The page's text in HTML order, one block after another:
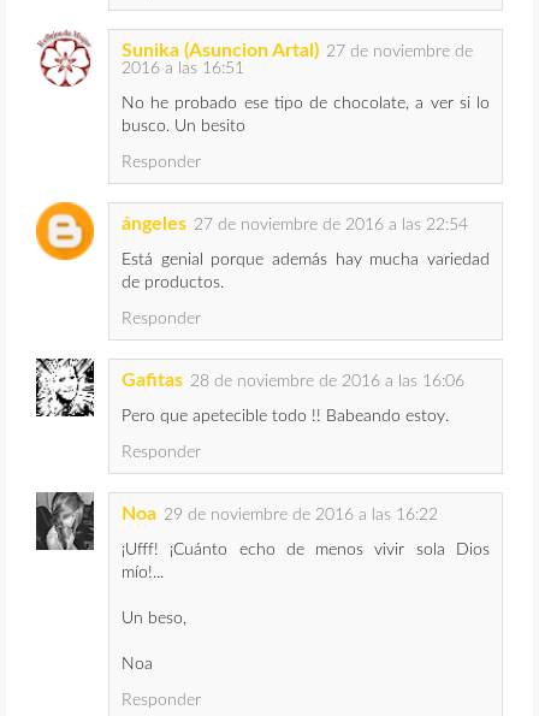
Sunika (Asuncion Artal) 27 de noviembre de
2016 a las 16:51
No he probado ese tipo de chocolate, a ver si lo
busco. Un besito
Responder
ángeles 27 de noviembre de 2016 a las 22:54
Está genial porque además hay mucha variedad
de productos.
Responder
Gafitas 28 de noviembre de 2016 a las 16:06
Pero que apetecible todo !! Babeando estoy.
Responder
Noa 29 de noviembre de 2016 a las 16:22
¡Ufff! ¡Cuánto echo de menos vivir sola Dios
mío!...
Un beso,
Noa
Responder